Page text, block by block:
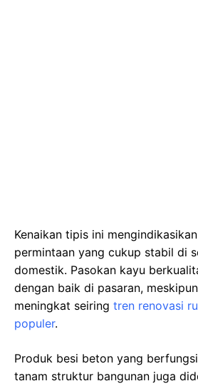
Kenaikan tipis ini
permintaan yang cukup stabil di
domestik. Pasokan kayu
dengan baik di pasaran,
meningkat seiring tren renovasi
populer.
Produk besi beton yang
tanam struktur bangunan juga